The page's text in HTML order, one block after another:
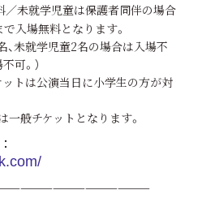
未就学児童は保護者同伴の場合
入場無料となります。
児童2名の場合は入場不
可。）
演当日に小学生の方が対
ットとなります。